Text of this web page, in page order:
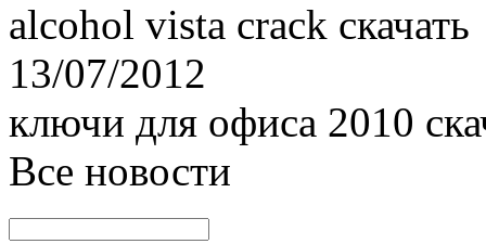
alcohol vista crack скачать
13/07/2012
ключи для офиса 2010
Все новости